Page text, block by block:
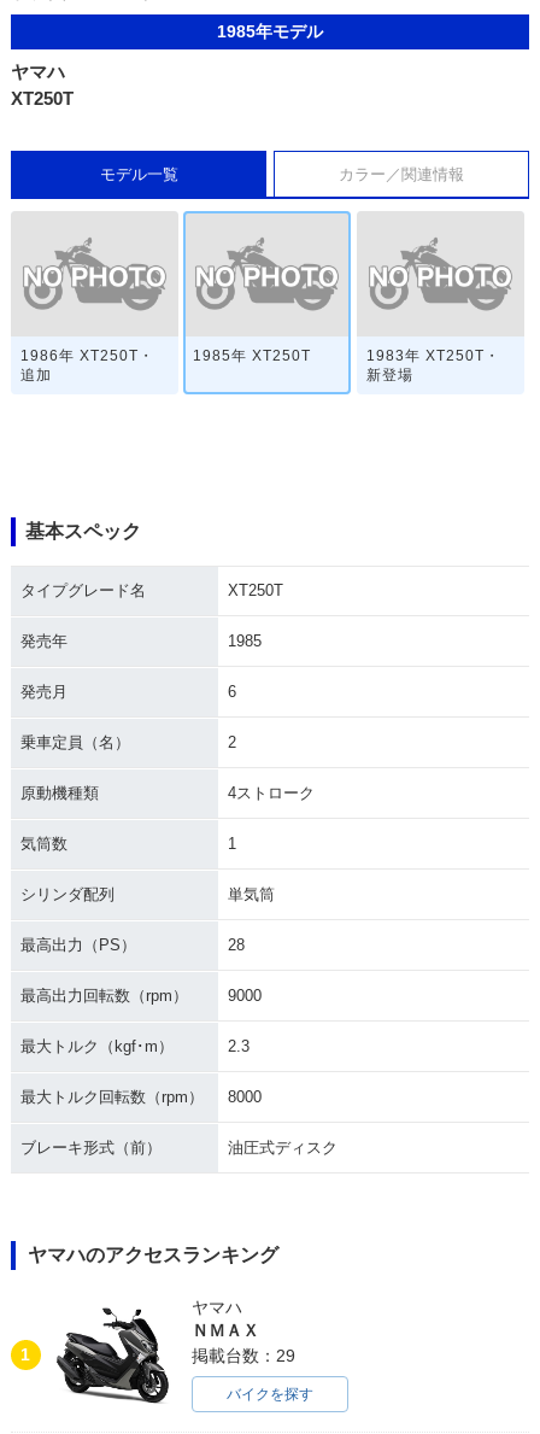
1985年モデル
ヤマハ
XT250T
モデル一覧 カラー／関連情報
1986年 XT250T・
追加
1985年 XT250T
1983年 XT250T・
新登場
基本スペック
タイプグレード名 XT250T
発売年 1985
発売月 6
乗車定員（名） 2
原動機種類 4ストローク
気筒数 1
シリンダ配列 単気筒
最高出力（PS） 28
最高出力回転数（rpm） 9000
最大トルク（kgf･m） 2.3
最大トルク回転数（rpm） 8000
ブレーキ形式（前） 油圧式ディスク
ヤマハのアクセスランキング
1
ヤマハ
ＮＭＡＸ
掲載台数：29
バイクを探す